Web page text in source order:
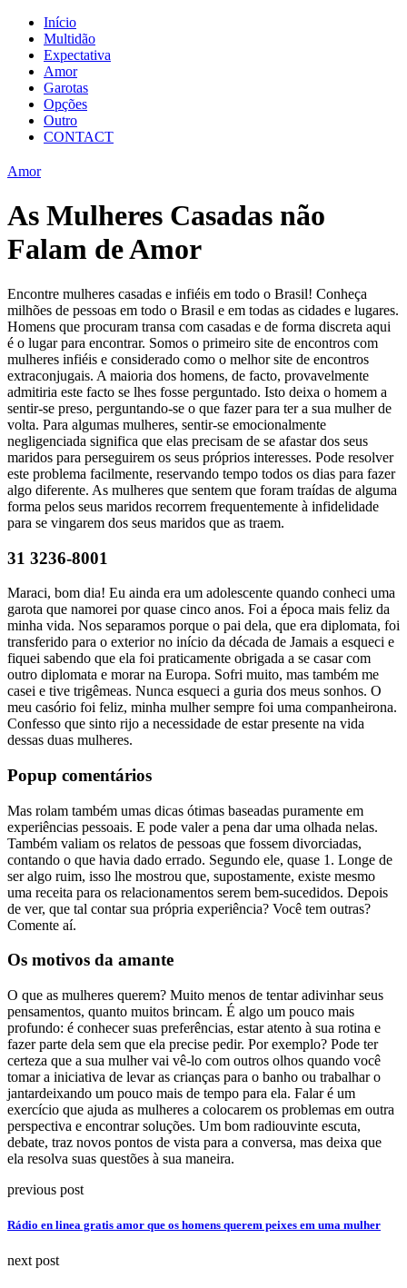
Início
Multidão
Expectativa
Amor
Garotas
Opções
Outro
CONTACT
Amor
As Mulheres Casadas não
Falam de Amor
Encontre mulheres casadas e infiéis em todo o Brasil! Conheça
milhões de pessoas em todo o Brasil e em todas as cidades e lugares.
Homens que procuram transa com casadas e de forma discreta aqui
é o lugar para encontrar. Somos o primeiro site de encontros com
mulheres infiéis e considerado como o melhor site de encontros
extraconjugais. A maioria dos homens, de facto, provavelmente
admitiria este facto se lhes fosse perguntado. Isto deixa o homem a
sentir-se preso, perguntando-se o que fazer para ter a sua mulher de
volta. Para algumas mulheres, sentir-se emocionalmente
negligenciada significa que elas precisam de se afastar dos seus
maridos para perseguirem os seus próprios interesses. Pode resolver
este problema facilmente, reservando tempo todos os dias para fazer
algo diferente. As mulheres que sentem que foram traídas de alguma
forma pelos seus maridos recorrem frequentemente à infidelidade
para se vingarem dos seus maridos que as traem.
31 3236-8001
Maraci, bom dia! Eu ainda era um adolescente quando conheci uma
garota que namorei por quase cinco anos. Foi a época mais feliz da
minha vida. Nos separamos porque o pai dela, que era diplomata, foi
transferido para o exterior no início da década de Jamais a esqueci e
fiquei sabendo que ela foi praticamente obrigada a se casar com
outro diplomata e morar na Europa. Sofri muito, mas também me
casei e tive trigêmeas. Nunca esqueci a guria dos meus sonhos. O
meu casório foi feliz, minha mulher sempre foi uma companheirona.
Confesso que sinto rijo a necessidade de estar presente na vida
dessas duas mulheres.
Popup comentários
Mas rolam também umas dicas ótimas baseadas puramente em
experiências pessoais. E pode valer a pena dar uma olhada nelas.
Também valiam os relatos de pessoas que fossem divorciadas,
contando o que havia dado errado. Segundo ele, quase 1. Longe de
ser algo ruim, isso lhe mostrou que, supostamente, existe mesmo
uma receita para os relacionamentos serem bem-sucedidos. Depois
de ver, que tal contar sua própria experiência? Você tem outras?
Comente aí.
Os motivos da amante
O que as mulheres querem? Muito menos de tentar adivinhar seus
pensamentos, quanto muitos brincam. É algo um pouco mais
profundo: é conhecer suas preferências, estar atento à sua rotina e
fazer parte dela sem que ela precise pedir. Por exemplo? Pode ter
certeza que a sua mulher vai vê-lo com outros olhos quando você
tomar a iniciativa de levar as crianças para o banho ou trabalhar o
jantardeixando um pouco mais de tempo para ela. Falar é um
exercício que ajuda as mulheres a colocarem os problemas em outra
perspectiva e encontrar soluções. Um bom radiouvinte escuta,
debate, traz novos pontos de vista para a conversa, mas deixa que
ela resolva suas questões à sua maneira.
previous post
Rádio en linea gratis amor que os homens querem peixes em uma mulher
next post